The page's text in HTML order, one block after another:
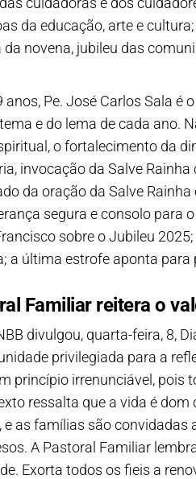
da educação, arte e
novena, jubileu das
anos, Pe. José Carlos Sala é
e do lema de cada ano.
o fortalecimento da
invocação da Salve
da oração da Salve
segura e consolo para
sobre o Jubileu
a última estrofe aponta
Familiar reitera o
divulgou, quarta-feira, 8,
privilegiada para a
princípio irrenunciável, pois
ressalta que a vida é
as famílias são
A Pastoral Familiar
Exorta todos os fieis a